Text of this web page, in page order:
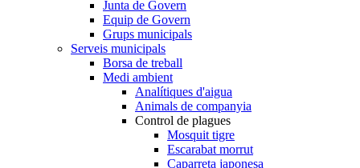
Junta de Govern
Equip de Govern
Grups municipals
Serveis municipals
Borsa de treball
Medi ambient
Analítiques d'aigua
Animals de companyia
Control de plagues
Mosquit tigre
Escarabat morrut
Caparreta japonesa